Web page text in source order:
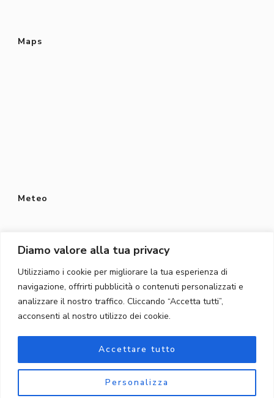
Diamo valore alla tua privacy
Utilizziamo i cookie per migliorare la tua esperienza di
navigazione, offrirti pubblicità o contenuti personalizzati e
analizzare il nostro traffico. Cliccando “Accetta tutti”,
acconsenti al nostro utilizzo dei cookie.
Personalizza
Accettare tutto
Maps
Meteo
Protezione dei dati
Privacy Policy
Protezione dei dati
Töpferschule Gordola